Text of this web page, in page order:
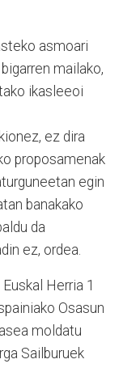
asmoari
mailako,
ikasleeoi
ez dira
proposamenak
egin
banakako
da
ez, ordea.
Herria 1
Osasun
moldatu
Sailburuek